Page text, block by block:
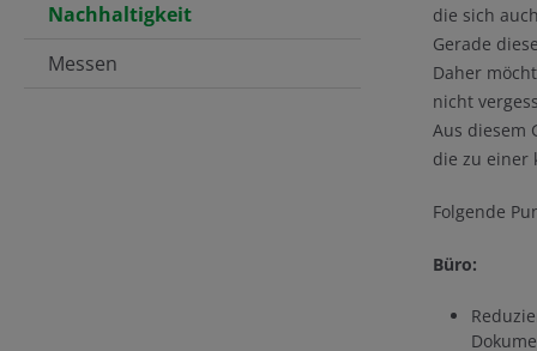
Nachhaltigkeit
Messen
die sich
Gerade
Daher
nicht
Aus diesem
die zu einer
Folgende
Büro: